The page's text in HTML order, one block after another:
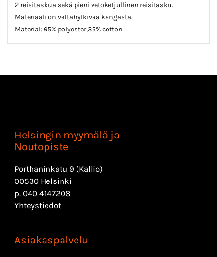
2 reisitaskua sekä pieni vetoketjullinen reisitasku.
Materiaali on vettähylkivää kangasta.
Material: 65% polyester,35% cotton
Helsingin myymälä ja
Noutopiste
Porthaninkatu 9 (Kallio)
00530 Helsinki
p. 040 4147208
Yhteystiedot
Asiakaspalvelu